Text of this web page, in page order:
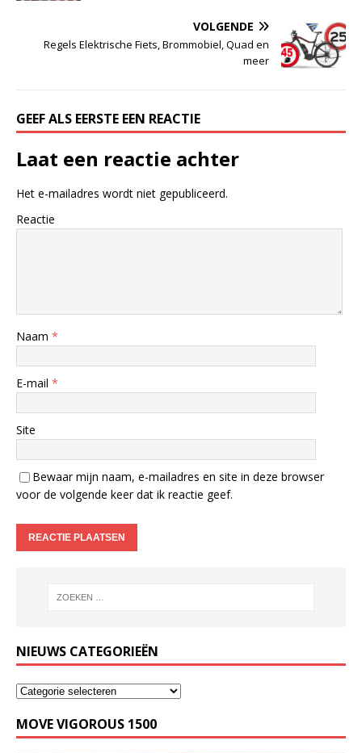
VOLGENDE
Regels Elektrische Fiets, Brommobiel, Quad en
meer
GEEF ALS EERSTE EEN REACTIE
Laat een reactie achter
Het e-mailadres wordt niet gepubliceerd.
Reactie
Naam *
E-mail *
Site
Bewaar mijn naam, e-mailadres en site in deze browser
voor de volgende keer dat ik reactie geef.
NIEUWS CATEGORIEËN
MOVE VIGOROUS 1500